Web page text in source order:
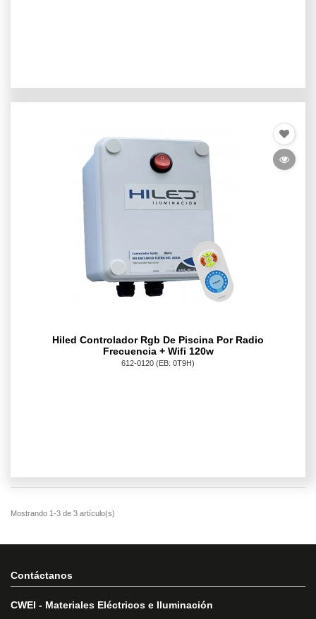
Hiled Controlador Rgb De Piscina Por Radio
Frecuencia + Wifi 120w
612-0120 (EB: 0T9H)
Contáctanos
CWEI - Materiales Eléctricos e Iluminación